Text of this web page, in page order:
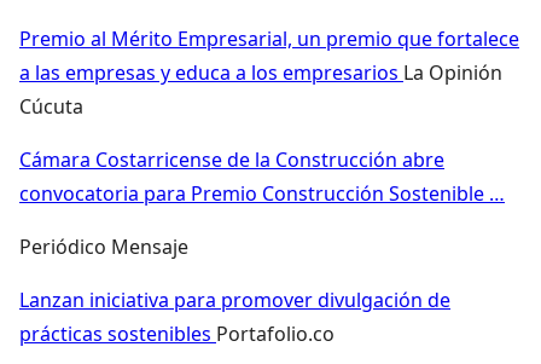
Premio al Mérito Empresarial, un premio que fortalece
a las empresas y educa a los empresarios La Opinión
Cúcuta
Cámara Costarricense de la Construcción abre
convocatoria para Premio Construcción Sostenible …
Periódico Mensaje
Lanzan iniciativa para promover divulgación de
prácticas sostenibles Portafolio.co